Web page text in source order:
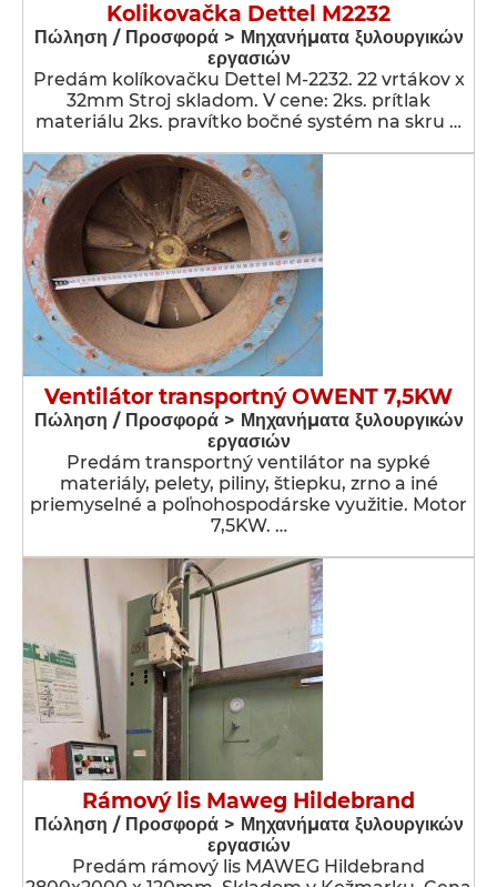
Kolikovačka Dettel M2232
Πώληση / Προσφορά > Μηχανήματα ξυλουργικών
εργασιών
Predám kolíkovačku Dettel M-2232. 22 vrtákov x
32mm Stroj skladom. V cene: 2ks. prítlak
materiálu 2ks. pravítko bočné systém na skru …
Ventilátor transportný OWENT 7,5KW
Πώληση / Προσφορά > Μηχανήματα ξυλουργικών
εργασιών
Predám transportný ventilátor na sypké
materiály, pelety, piliny, štiepku, zrno a iné
priemyselné a poľnohospodárske využitie. Motor
7,5KW. …
Rámový lis Maweg Hildebrand
Πώληση / Προσφορά > Μηχανήματα ξυλουργικών
εργασιών
Predám rámový lis MAWEG Hildebrand